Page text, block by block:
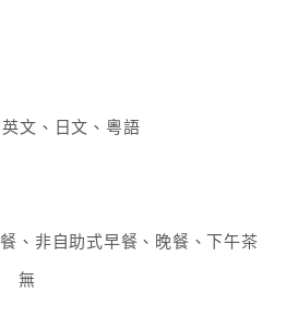
英文、日文、粵語
、非自助式早餐、晚餐、下午茶
無